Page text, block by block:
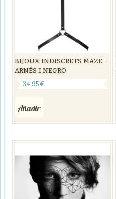
BIJOUX INDISCRETS MAZE –
ARNÉS I NEGRO
34,95€
Añadir